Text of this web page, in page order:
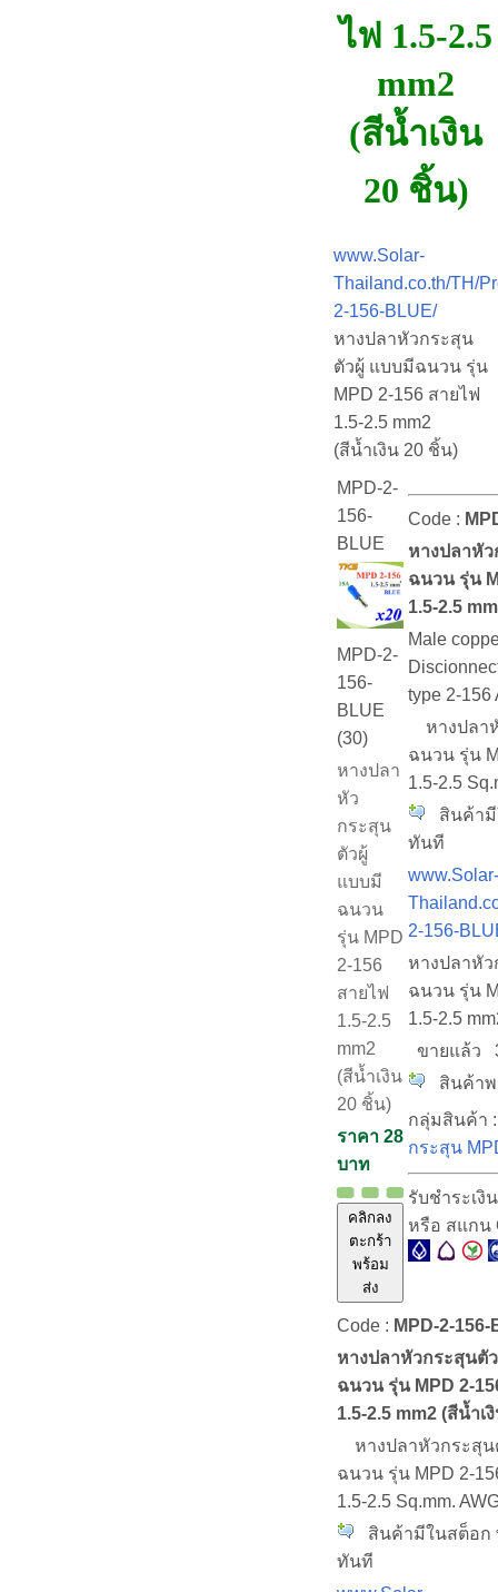
ไฟ 1.5-2.5
mm2
(สีน้ำเงิน
20 ชิ้น)
www.Solar-
Thailand.co.th/TH/
2-156-BLUE/
หางปลาหัวกระสุน
ตัวผู้ แบบมีฉนวน รุ่น
MPD 2-156 สายไฟ
1.5-2.5 mm2
(สีน้ำเงิน 20 ชิ้น)
MPD-2-
156-
BLUE
MPD-2-
156-
BLUE
(30)
หางปลา
หัว
กระสุน
ตัวผู้
แบบมี
ฉนวน
รุ่น MPD
2-156
สายไฟ
1.5-2.5
mm2
(สีน้ำเงิน
20 ชิ้น)
ราคา 28
บาท
คลิกลง
ตะกร้า
พร้อม
ส่ง
Code :
หางปลาหั
ฉนวน รุ่น
1.5-2.5
Male
type 2-156
หางปลา
ฉนวน รุ่น
1.5-2.5
สินค้ามี
ทันที
www.Solar-
2-156-
หางปลาหั
ฉนวน รุ่น
1.5-2.5
ขายแล้ว
สินค้าพ
กลุ่มสินค้า
กระสุน
รับชำระเงิ
หรือ สแกน
Code : MPD-2-156-
หางปลาหัวกระสุนตั
ฉนวน รุ่น MPD 2-
1.5-2.5 mm2 (สีน้ำเ
หางปลาหัวกระสุน
ฉนวน รุ่น MPD 2-
1.5-2.5 Sq.mm.
สินค้ามีในสต็อก
ทันที